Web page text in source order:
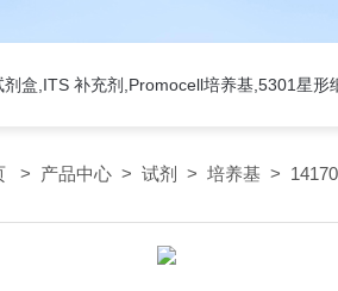
盒,ITS 补充剂,Promocell培养基,5301星形
> 产品中心 > 试剂 > 培养基 >